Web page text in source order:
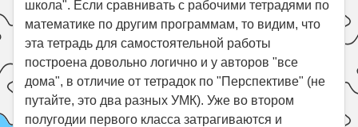
школа". Если сравнивать с рабочими тетрадями по
математике по другим программам, то видим, что
эта тетрадь для самостоятельной работы
построена довольно логично и у авторов "все
дома", в отличие от тетрадок по "Перспективе" (не
путайте, это два разных УМК). Уже во втором
полугодии первого класса затрагиваются и